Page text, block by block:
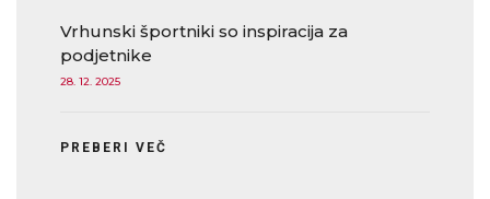
Vrhunski športniki so inspiracija za
podjetnike
28. 12. 2025
PREBERI VEČ